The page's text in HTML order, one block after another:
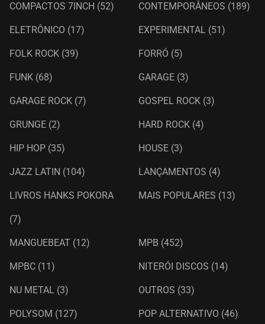
COMPACTOS 7INCH (52) CONTEMPORÂNEOS (189)
ELETRÔNICO (17) EXPERIMENTAL (51)
FOLK ROCK (39) FORRÓ (5)
FUNK (68) GARAGE (3)
GARAGE ROCK (7) GOSPEL ROCK (3)
GRUNGE (2) HARD ROCK (4)
HIP HOP (35) HOUSE (3)
JAZZ LATIN (104) LANÇAMENTOS (4)
LIVROS HANKS POKORA
(7)
MAIS POPULARES (13)
MANGUEBEAT (12) MPB (452)
MPBC (11) NITERÓI DISCOS (14)
NU METAL (3) OUTROS (33)
POLYSOM (127) POP ALTERNATIVO (46)